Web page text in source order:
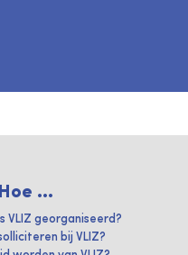
Hoe ...
VLIZ georganiseerd?
bij VLIZ?